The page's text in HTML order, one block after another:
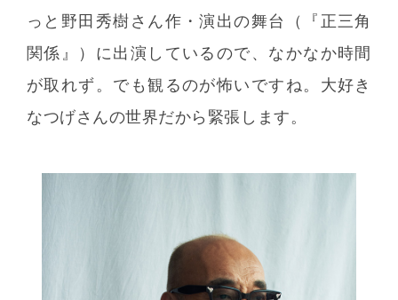
っと野田秀樹さん作・演出の舞台（『正三角
関係』）に出演しているので、なかなか時間
が取れず。でも観るのが怖いですね。大好き
なつげさんの世界だから緊張します。